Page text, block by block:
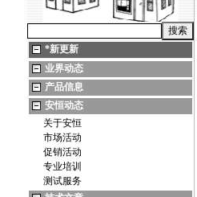
*新更新
业界动态
产品信息
安恒动态
关于安恒
市场活动
促销活动
专业培训
测试服务